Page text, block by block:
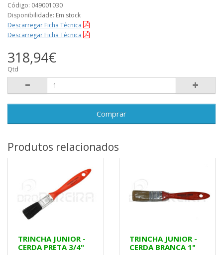
Código: 049001030
Disponibilidade: Em stock
Descarregar Ficha Técnica
Descarregar Ficha Técnica
318,94€
Qtd
Comprar
Produtos relacionados
TRINCHA JUNIOR -
CERDA PRETA 3/4"
TRINCHA JUNIOR -
CERDA BRANCA 1"